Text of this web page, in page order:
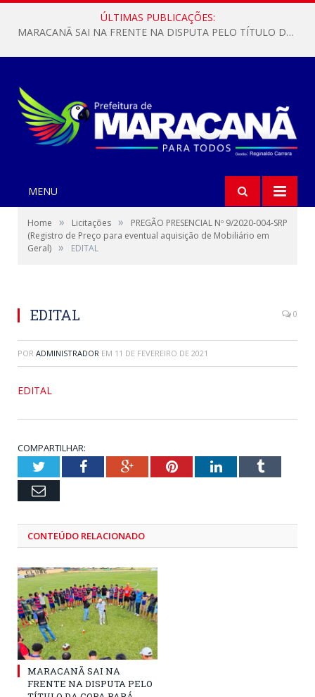
ÚLTIMAS PUBLICAÇÕES:
MARACANÃ SAI NA FRENTE NA DISPUTA PELO TÍTULO DA COPA PARÁ SUB-17!
MENU
Home » Licitações »
PREGÃO PRESENCIAL Nº 9/2020-004-SRP
(Registro de Preço para eventual aquisição de Mobiliário em
Geral) » EDITAL
EDITAL 0
POR ADMINISTRADOR EM 11 DE FEVEREIRO DE 2021
EDITAL
COMPARTILHAR:
TwitterFacebookGoogle+PinterestLinkedInTumblr
Email
CONTEÚDO RELACIONADO
MARACANÃ SAI NA
FRENTE NA DISPUTA PELO